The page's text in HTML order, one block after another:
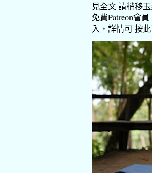
見全文 請稍移
免費Patreon會
入，詳情可 按